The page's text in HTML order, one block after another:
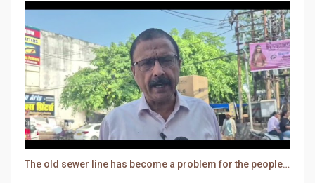
The old sewer line has become a problem for the people. Sewer water is entering people's houses.